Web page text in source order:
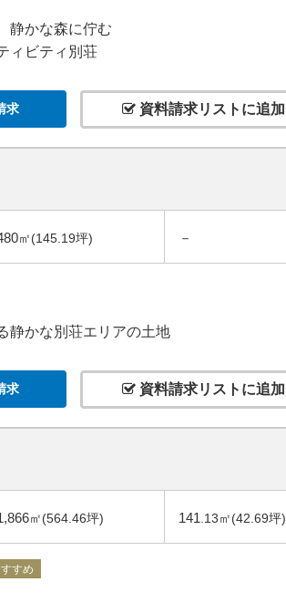
静かな森に佇む
ィビティ別荘
求 資料請求リストに追加
㎡(145.19坪) －
静かな別荘エリアの土地
求 資料請求リストに追加
㎡(564.46坪) 141 .13㎡(42.69坪)
すめ